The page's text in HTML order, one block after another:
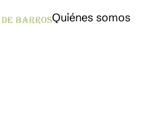
Quiénes somos